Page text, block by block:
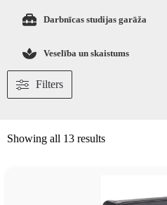
Darbnīcas studijas garāža
Veselība un skaistums
Filters
Showing all 13 results